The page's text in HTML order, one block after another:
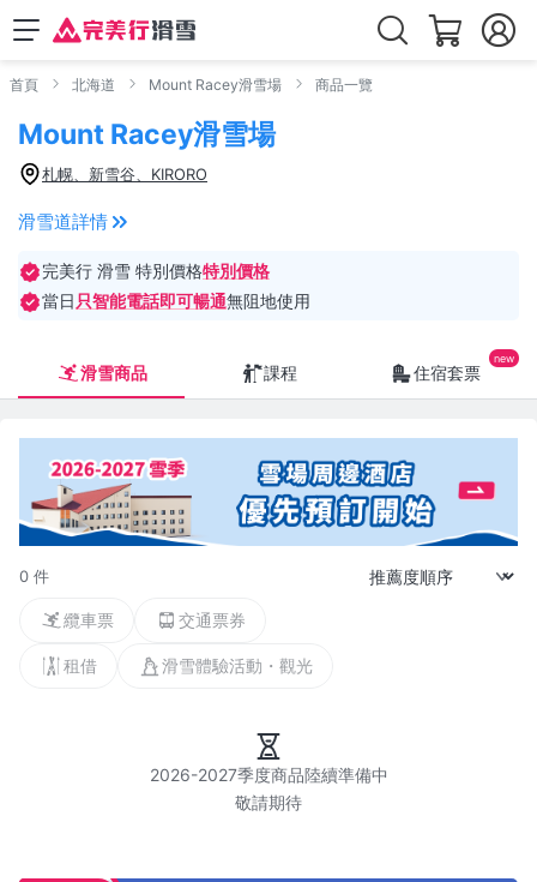
首頁 北海道 Mount Racey滑雪場 商品一覽
Mount Racey滑雪場
札幌、新雪谷、KIRORO
滑雪道詳情
完美行 滑雪 特別價格特別價格
當日 只智能電話即可暢通無阻地使用
滑雪商品 課程 住宿套票
0 件
纜車票 交通票券
租借 滑雪體驗活動・觀光
2026-2027季度商品陸續準備中